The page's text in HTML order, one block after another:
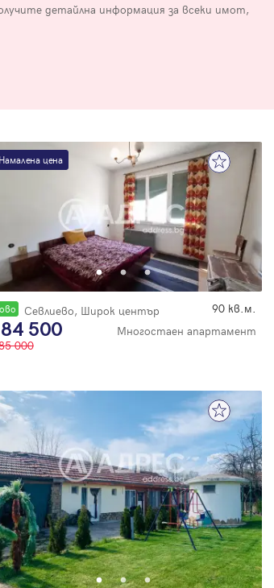
детайлна информация за всеки имот,
Намалена цена
Севлиево, Широк център 90 кв.м.
84 500
Многостаен апартамент
000